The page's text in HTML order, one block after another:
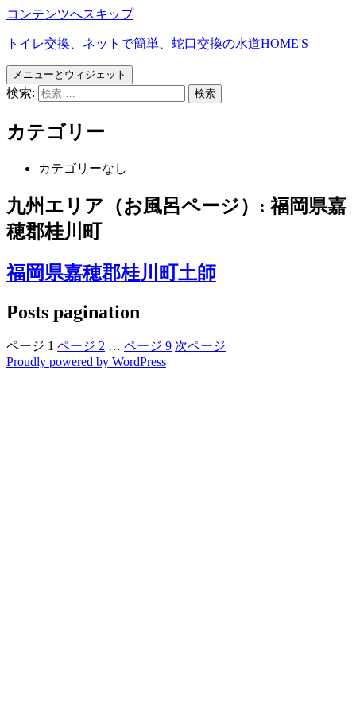
コンテンツへスキップ
トイレ交換、ネットで簡単、蛇口交換の水道HOME'S
メニューとウィジェット
検索:
カテゴリー
カテゴリーなし
九州エリア（お風呂ページ）:福岡県嘉
穂郡桂川町
福岡県嘉穂郡桂川町土師
Posts pagination
ページ 1 ページ 2 … ページ 9 次ページ
Proudly powered by WordPress